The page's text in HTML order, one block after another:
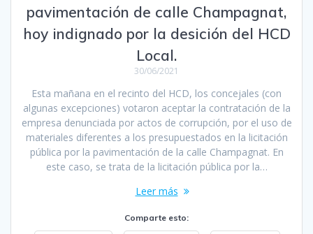
pavimentación de calle Champagnat,
hoy indignado por la desición del HCD
Local.
30/06/2021
Esta mañana en el recinto del HCD, los concejales (con
algunas excepciones) votaron aceptar la contratación de la
empresa denunciada por actos de corrupción, por el uso de
materiales diferentes a los presupuestados en la licitación
pública por la pavimentación de la calle Champagnat. En
este caso, se trata de la licitación pública por la…
Leer más
Comparte esto: